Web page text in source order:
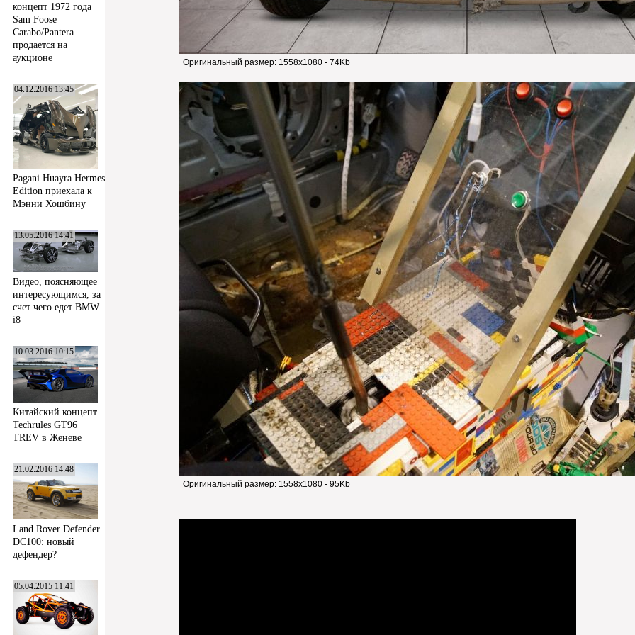
концепт 1972 года
Sam Foose
Carabo/Pantera
продается на
аукционе
04.12.2016 13:45
Pagani Huayra Hermes
Edition приехала к
Мэнни Хошбину
13.05.2016 14:41
Видео, поясняющее
интересующимся, за
счет чего едет BMW
i8
10.03.2016 10:15
Китайский концепт
Techrules GT96
TREV в Женеве
21.02.2016 14:48
Land Rover Defender
DC100: новый
дефендер?
05.04.2015 11:41
Оригинальный размер: 1558x1080 - 74Kb
Оригинальный размер: 1558x1080 - 95Kb